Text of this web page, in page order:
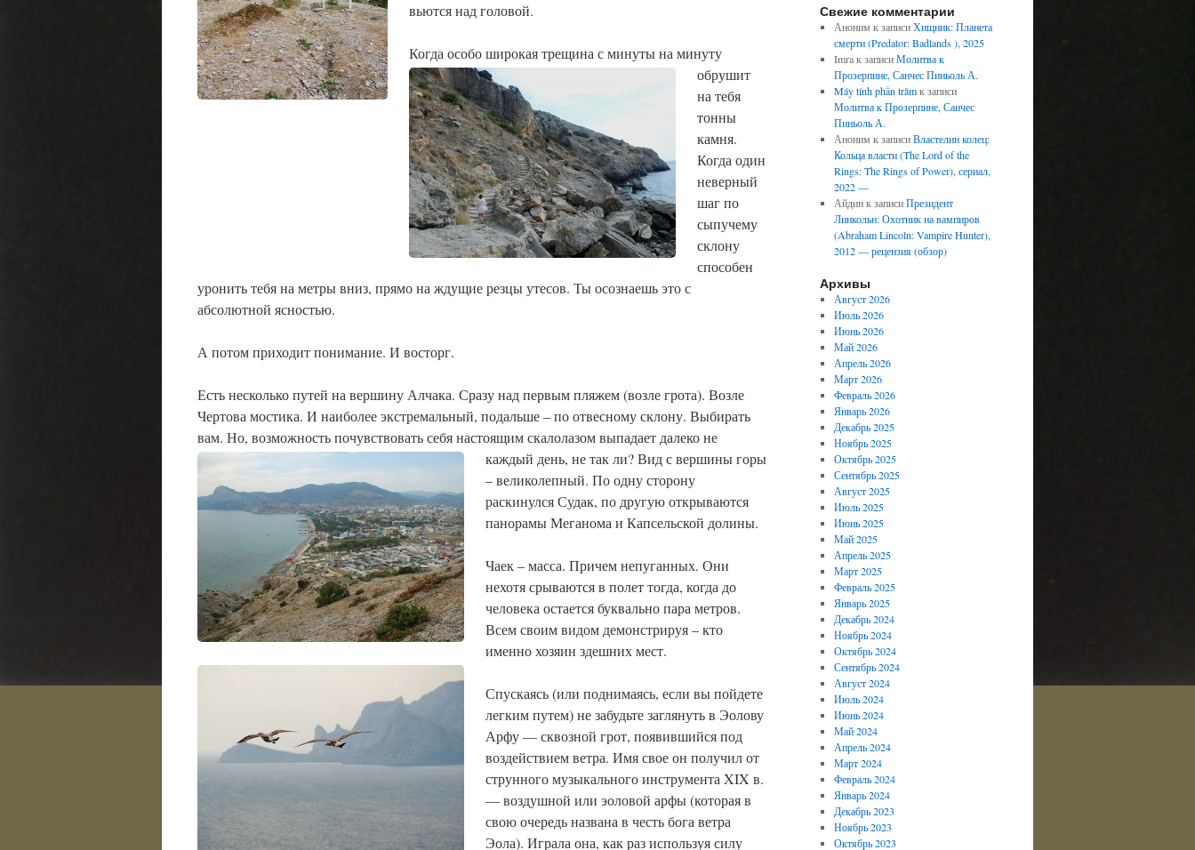
вьются над головой.
Когда особо широкая трещина с минуты на минуту
обрушит
на тебя
тонны
камня.
Когда один
неверный
шаг по
сыпучему
склону
способен
уронить тебя на метры вниз, прямо на ждущие резцы утесов. Ты осознаешь это с
абсолютной ясностью.
А потом приходит понимание. И восторг.
Есть несколько путей на вершину Алчака. Сразу над первым пляжем (возле грота). Возле
Чертова мостика. И наиболее экстремальный, подальше – по отвесному склону. Выбирать
вам. Но, возможность почувствовать себя настоящим скалолазом выпадает далеко не
каждый день, не так ли?Вид с вершины горы
– великолепный. По одну сторону
раскинулся Судак, по другую открываются
панорамы Меганома и Капсельской долины.
Чаек – масса. Причем непуганных. Они
нехотя срываются в полет тогда, когда до
человека остается буквально пара метров.
Всем своим видом демонстрируя – кто
именно хозяин здешних мест.
Спускаясь (или поднимаясь, если вы пойдете
легким путем) не забудьте заглянуть в Эолову
Арфу — сквозной грот, появившийся под
воздействием ветра. Имя свое он получил от
струнного музыкального инструмента XIX в.
— воздушной или эоловой арфы (которая в
свою очередь названа в честь бога ветра
Эола). Играла она, как раз используя силу
Свежие комментарии
Аноним к записиХищник: Планета
смерти (Predator: Badlands ), 2025
Imraк записиМолитва к
Прозерпине, Санчес Пиньоль А.
Máy tính phần trămк записи
Молитва к Прозерпине, Санчес
Пиньоль А.
Аноним к записиВластелин колец:
Кольца власти (The Lord of the
Rings: The Rings of Power), сериал,
2022 —
Айдинк записиПрезидент
Линкольн: Охотник на вампиров
(Abraham Lincoln: Vampire Hunter),
2012 — рецензия (обзор)
Архивы
Август 2026
Июль 2026
Июнь 2026
Май 2026
Апрель 2026
Март 2026
Февраль 2026
Январь 2026
Декабрь 2025
Ноябрь 2025
Октябрь 2025
Сентябрь 2025
Август 2025
Июль 2025
Июнь 2025
Май 2025
Апрель 2025
Март 2025
Февраль 2025
Январь 2025
Декабрь 2024
Ноябрь 2024
Октябрь 2024
Сентябрь 2024
Август 2024
Июль 2024
Июнь 2024
Май 2024
Апрель 2024
Март 2024
Февраль 2024
Январь 2024
Декабрь 2023
Ноябрь 2023
Октябрь 2023